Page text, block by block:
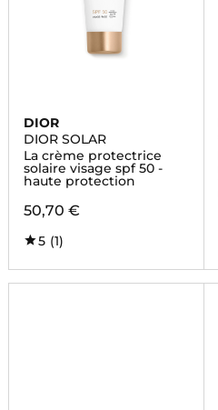
DIOR
DIOR SOLAR
La crème protectrice
solaire visage spf 50 -
haute protection
50,70 €
5 (1)